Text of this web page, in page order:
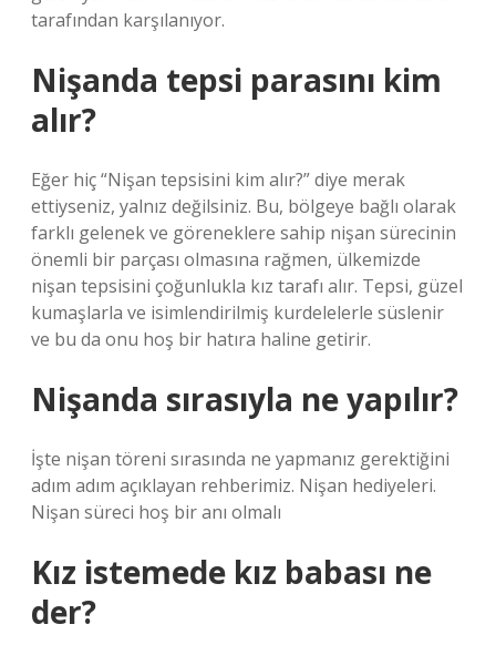
tarafından karşılanıyor.
Nişanda tepsi parasını kim
alır?
Eğer hiç “Nişan tepsisini kim alır?” diye merak
ettiyseniz, yalnız değilsiniz. Bu, bölgeye bağlı olarak
farklı gelenek ve göreneklere sahip nişan sürecinin
önemli bir parçası olmasına rağmen, ülkemizde
nişan tepsisini çoğunlukla kız tarafı alır. Tepsi, güzel
kumaşlarla ve isimlendirilmiş kurdelelerle süslenir
ve bu da onu hoş bir hatıra haline getirir.
Nişanda sırasıyla ne yapılır?
İşte nişan töreni sırasında ne yapmanız gerektiğini
adım adım açıklayan rehberimiz. Nişan hediyeleri.
Nişan süreci hoş bir anı olmalı
Kız istemede kız babası ne
der?